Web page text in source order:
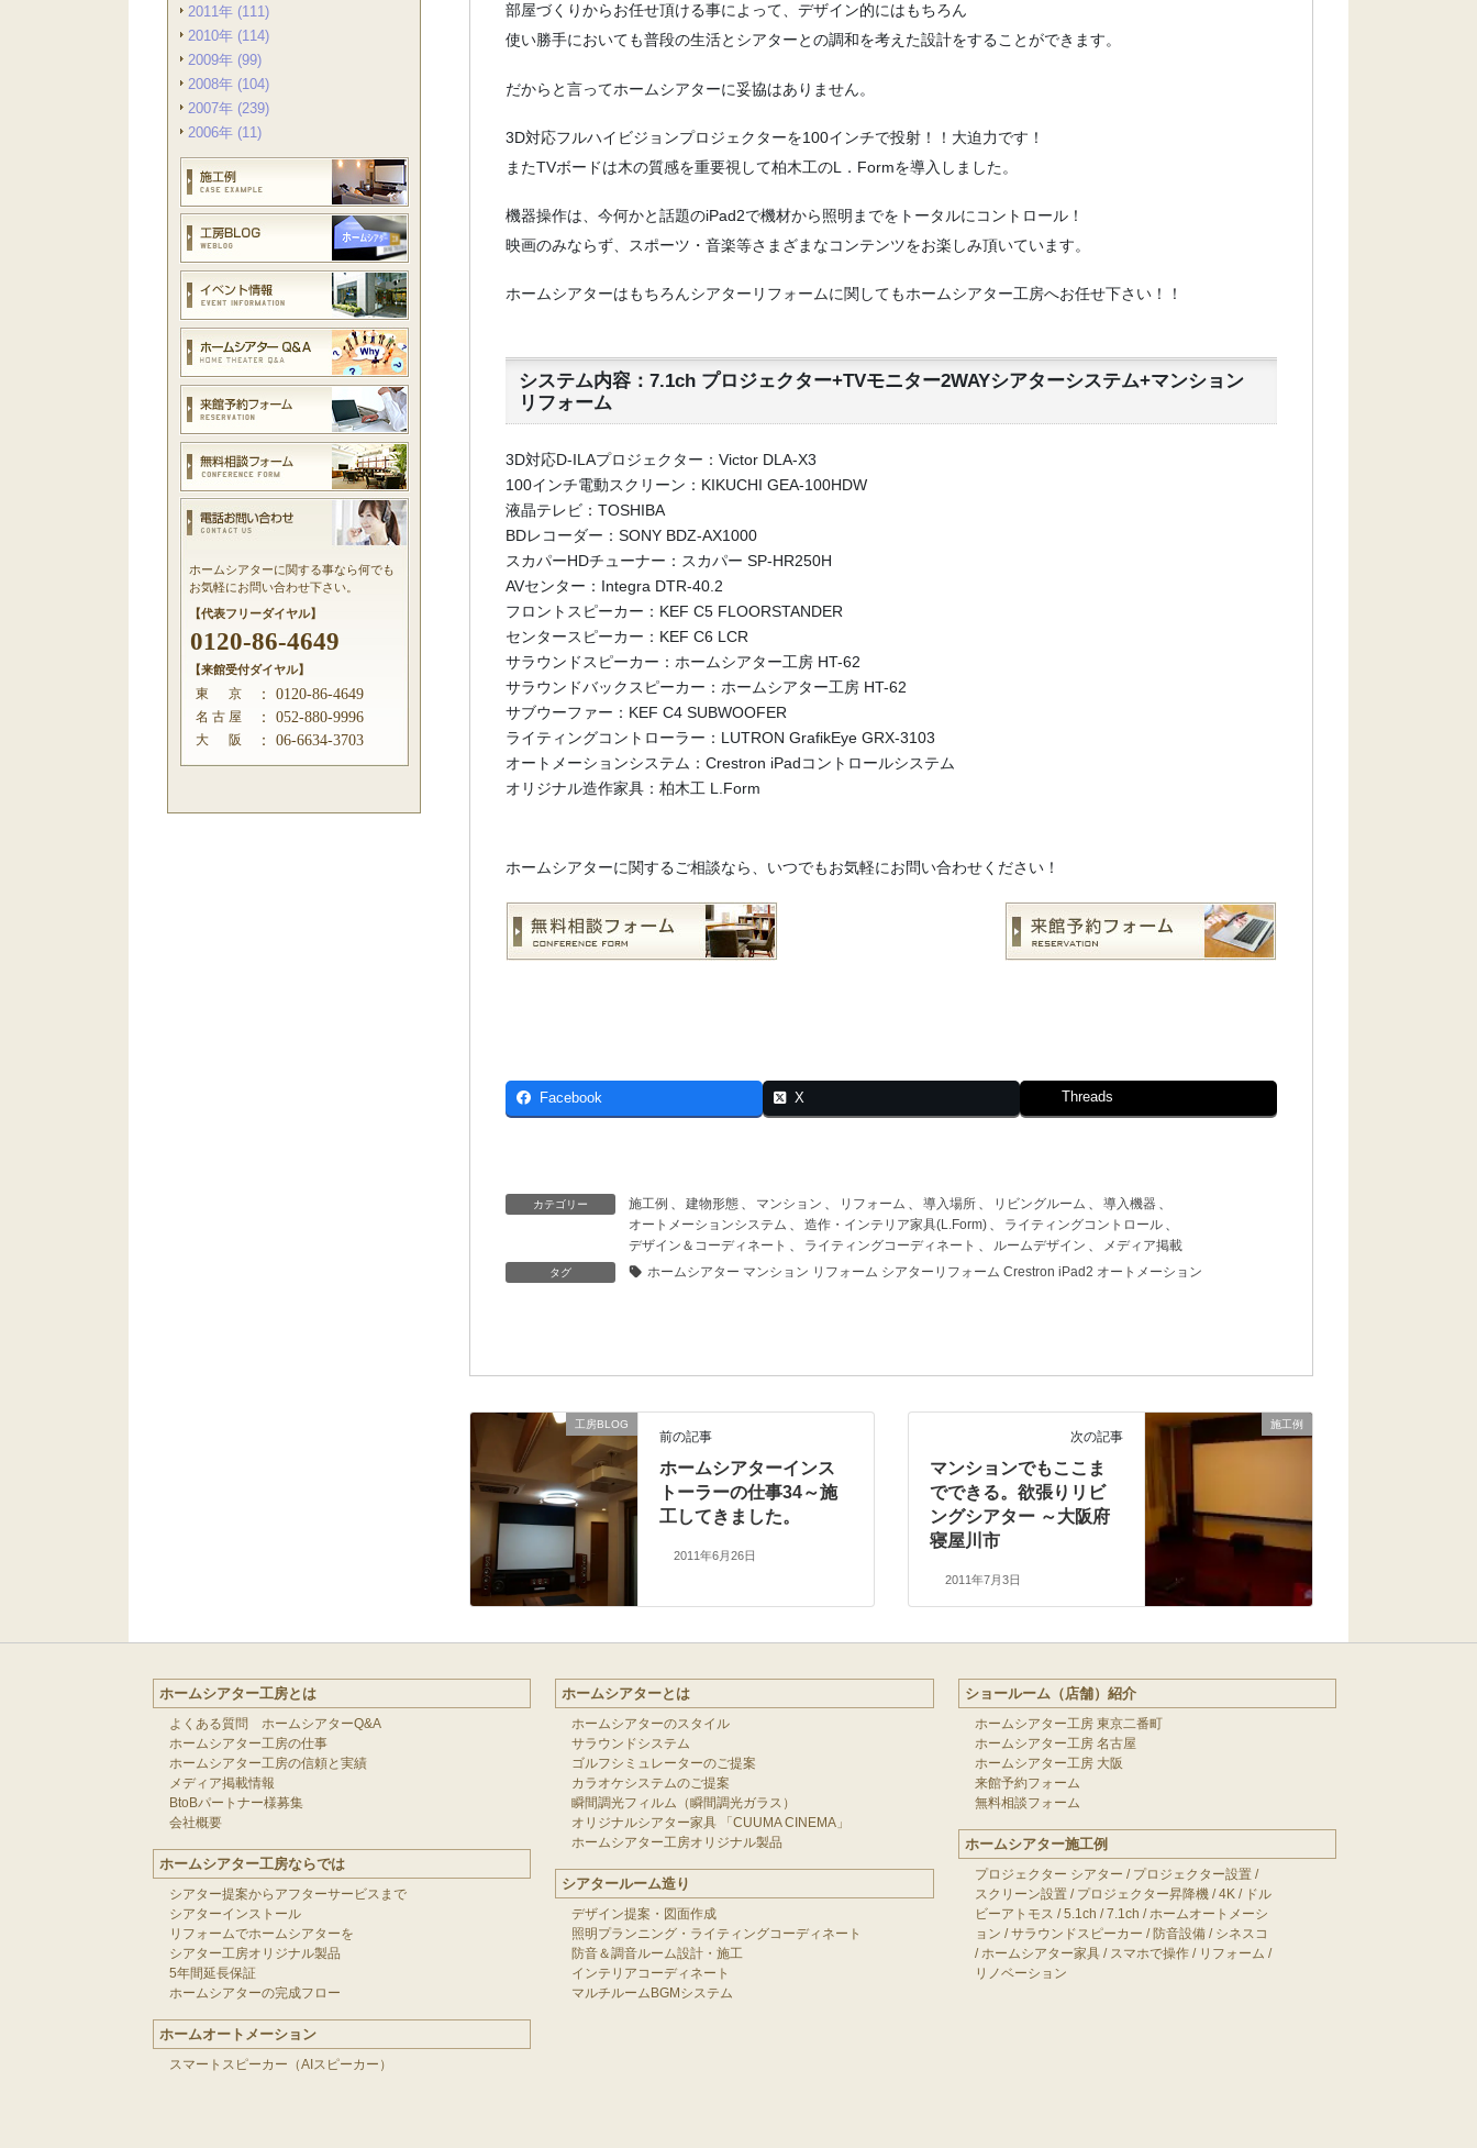
2011年 (111)
2010年 (114)
2009年 (99)
2008年 (104)
2007年 (239)
2006年 (11)
ホームシアターに関する事なら何でも
お気軽にお問い合わせ下さい。
【代表フリーダイヤル】
0120-86-4649
【来館受付ダイヤル】
東 京 ： 0120-86-4649
名 古 屋 ： 052-880-9996
大 阪 ： 06-6634-3703
部屋づくりからお任せ頂ける事によって、デザイン的にはもちろん
使い勝手においても普段の生活とシアターとの調和を考えた設計をすることができます。
だからと言ってホームシアターに妥協はありません。
3D対応フルハイビジョンプロジェクターを100インチで投射！！大迫力です！
またTVボードは木の質感を重要視して柏木工のL．Formを導入しました。
機器操作は、今何かと話題のiPad2で機材から照明までをトータルにコントロール！
映画のみならず、スポーツ・音楽等さまざまなコンテンツをお楽しみ頂いています。
ホームシアターはもちろんシアターリフォームに関してもホームシアター工房へお任せ下さい！！
システム内容：7.1ch プロジェクター+TVモニター2WAYシアターシステム+マンション
リフォーム
3D対応D-ILAプロジェクター：Victor DLA-X3
100インチ電動スクリーン：KIKUCHI GEA-100HDW
液晶テレビ：TOSHIBA
BDレコーダー：SONY BDZ-AX1000
スカパーHDチューナー：スカパー SP-HR250H
AVセンター：Integra DTR-40.2
フロントスピーカー：KEF C5 FLOORSTANDER
センタースピーカー：KEF C6 LCR
サラウンドスピーカー：ホームシアター工房 HT-62
サラウンドバックスピーカー：ホームシアター工房 HT-62
サブウーファー：KEF C4 SUBWOOFER
ライティングコントローラー：LUTRON GrafikEye GRX-3103
オートメーションシステム：Crestron iPadコントロールシステム
オリジナル造作家具：柏木工 L.Form
ホームシアターに関するご相談なら、いつでもお気軽にお問い合わせください！
Facebook X Threads
カテゴリー 施工例 、 建物形態 、 マンション 、 リフォーム 、 導入場所 、 リビングルーム 、 導入機器 、
オートメーションシステム 、 造作・インテリア家具(L.Form) 、 ライティングコントロール 、
デザイン＆コーディネート 、 ライティングコーディネート 、 ルームデザイン 、 メディア掲載
タグ ホームシアター マンション リフォーム シアターリフォーム Crestron iPad2 オートメーション
工房BLOG
前の記事
ホームシアターインス
トーラーの仕事34～施
工してきました。
2011年6月26日
施工例
次の記事
マンションでもここま
でできる。欲張りリビ
ングシアター ～大阪府
寝屋川市
2011年7月3日
ホームシアター工房とは
よくある質問 ホームシアターQ&A
ホームシアター工房の仕事
ホームシアター工房の信頼と実績
メディア掲載情報
BtoBパートナー様募集
会社概要
ホームシアター工房ならでは
シアター提案からアフターサービスまで
シアターインストール
リフォームでホームシアターを
シアター工房オリジナル製品
5年間延長保証
ホームシアターの完成フロー
ホームオートメーション
スマートスピーカー（AIスピーカー）
ホームシアターとは
ホームシアターのスタイル
サラウンドシステム
ゴルフシミュレーターのご提案
カラオケシステムのご提案
瞬間調光フィルム（瞬間調光ガラス）
オリジナルシアター家具 「CUUMA CINEMA」
ホームシアター工房オリジナル製品
シアタールーム造り
デザイン提案・図面作成
照明プランニング・ライティングコーディネート
防音＆調音ルーム設計・施工
インテリアコーディネート
マルチルームBGMシステム
ショールーム（店舗）紹介
ホームシアター工房 東京二番町
ホームシアター工房 名古屋
ホームシアター工房 大阪
来館予約フォーム
無料相談フォーム
ホームシアター施工例
プロジェクター シアター / プロジェクター設置/
スクリーン設置/ プロジェクター昇降機/4K/ ドル
ビーアトモス /5.1ch /7.1ch /ホームオートメーシ
ョン /サラウンドスピーカー / 防音設備/ シネスコ
/ホームシアター家具/ スマホで操作/ リフォーム /
リノベーション